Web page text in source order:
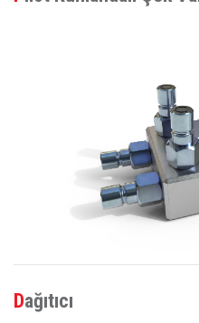
Dağıtıcı